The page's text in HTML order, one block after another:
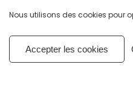
Nous utilisons des cookies pour
Accepter les cookies
Plan